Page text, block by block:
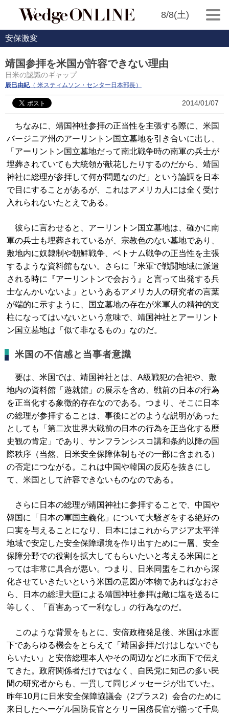
8/8(土)
安保激変
靖国参拝を米国が許容できない理由
日米の認識のギャップ
辰巳由紀（ 米スティムソン・センター日本部長）
2014/01/07
ちなみに、靖国神社参拝の正当性を主張する際に、米国
バージニア州のアーリントン国立墓地を引き合いに出し、
「アーリントン国立墓地だって南北戦争時の南軍の兵士が
埋葬されていても大統領が献花したりするのだから、靖国
神社に総理が参拝して何が問題なのだ」という論調を日本
で目にすることがあるが、これはアメリカ人には全く受け
入れられないたとえである。
彼らに言わせると、アーリントン国立墓地は、確かに南
軍の兵士も埋葬されているが、宗教色のない墓地であり、
敷地内に奴隷制や朝鮮戦争、ベトナム戦争の正当性を主張
するような資料館もない。さらに「米軍で戦闘地域に派遣
される時に『アーリントンで会おう』と言って出発する兵
士なんかいないよ」というあるアメリカ人の研究者の言葉
が端的に示すように、国立墓地の存在が米軍人の精神的支
柱になってはいないという意味で、靖国神社とアーリント
ン国立墓地は「似て非なるもの」なのだ。
米国の不信感と当事者意識
要は、米国では、靖国神社とは、A級戦犯の合祀や、敷
地内の資料館「遊就館」の展示を含め、戦前の日本の行為
を正当化する象徴的存在なのである。つまり、そこに日本
の総理が参拝することは、事後にどのような説明があった
としても「第二次世界大戦前の日本の行為を正当化する歴
史観の肯定」であり、サンフランシスコ講和条約以降の国
際秩序（当然、日米安全保障体制もその一部に含まれる）
の否定につながる。これは中国や韓国の反応を抜きにし
て、米国として許容できないものなのである。
さらに日本の総理が靖国神社に参拝することで、中国や
韓国に「日本の軍国主義化」について大騒ぎをする絶好の
口実を与えることになり、日本にはこれからアジア太平洋
地域で安定した安全保障環境を作り出すために一層、安全
保障分野での役割を拡大してもらいたいと考える米国にと
っては非常に具合が悪い。つまり、日米同盟をこれから深
化させていきたいという米国の意図が本物であればなおさ
ら、日本の総理大臣による靖国神社参拝は敵に塩を送るに
等しく、「百害あって一利なし」の行為なのだ。
このような背景をもとに、安倍政権発足後、米国は水面
下であらゆる機会をとらえて「靖国参拝だけはしないでも
らいたい」と安倍総理本人やその周辺などに水面下で伝え
てきた。政府関係者だけではなく、自民党に知己の多い民
間の研究者からも、一貫して同じメッセージが出ていた。
昨年10月に日米安全保障協議会（2プラス2）会合のために
来日したヘーゲル国防長官とケリー国務長官が揃って千鳥